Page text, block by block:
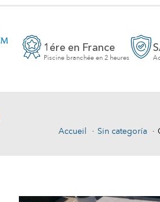
1ére en France
Piscine branchée en 2 heures
Accueil Sin categoría